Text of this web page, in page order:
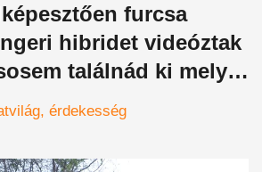
furcsa
hibridet videóztak
találnád ki melyik
állat szerelméből
a lény
érdekesség